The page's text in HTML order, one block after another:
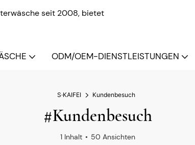
seit 2008, bietet
ODM/OEM-DIENSTLEISTUNGEN
S·KAIFEI Kundenbesuch
#Kundenbesuch
1 Inhalt 50 Ansichten